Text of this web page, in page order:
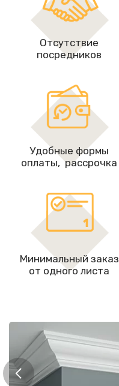
Отсутствие
посредников
Удобные формы
оплаты, рассрочкa
Минимальный заказ
от одного листа